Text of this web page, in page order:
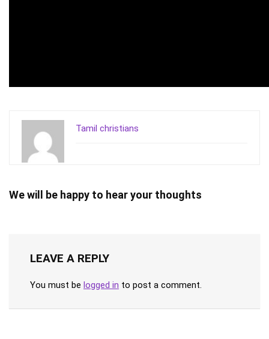
Tamil christians
We will be happy to hear your thoughts
LEAVE A REPLY
You must be logged in to post a comment.